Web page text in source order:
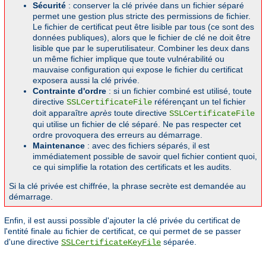
Sécurité : conserver la clé privée dans un fichier séparé
permet une gestion plus stricte des permissions de fichier.
Le fichier de certificat peut être lisible par tous (ce sont des
données publiques), alors que le fichier de clé ne doit être
lisible que par le superutilisateur. Combiner les deux dans
un même fichier implique que toute vulnérabilité ou
mauvaise configuration qui expose le fichier du certificat
exposera aussi la clé privée.
Contrainte d'ordre : si un fichier combiné est utilisé, toute
directive SSLCertificateFile référençant un tel fichier
doit apparaître après toute directive SSLCertificateFile
qui utilise un fichier de clé séparé. Ne pas respecter cet
ordre provoquera des erreurs au démarrage.
Maintenance : avec des fichiers séparés, il est
immédiatement possible de savoir quel fichier contient quoi,
ce qui simplifie la rotation des certificats et les audits.
Si la clé privée est chiffrée, la phrase secrète est demandée au
démarrage.
Enfin, il est aussi possible d'ajouter la clé privée du certificat de
l'entité finale au fichier de certificat, ce qui permet de se passer
d'une directive SSLCertificateKeyFile séparée.